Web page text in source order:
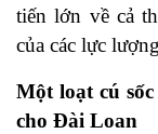
tiến lớn về cả
của các lực
Một loạt cú
cho Đài Loan